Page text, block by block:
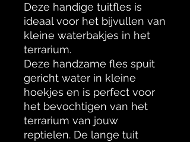
Deze handige tuitfles is
ideaal voor het bijvullen van
kleine waterbakjes in het
terrarium.
Deze handzame fles spuit
gericht water in kleine
hoekjes en is perfect voor
het bevochtigen van het
terrarium van jouw
reptielen. De lange tuit